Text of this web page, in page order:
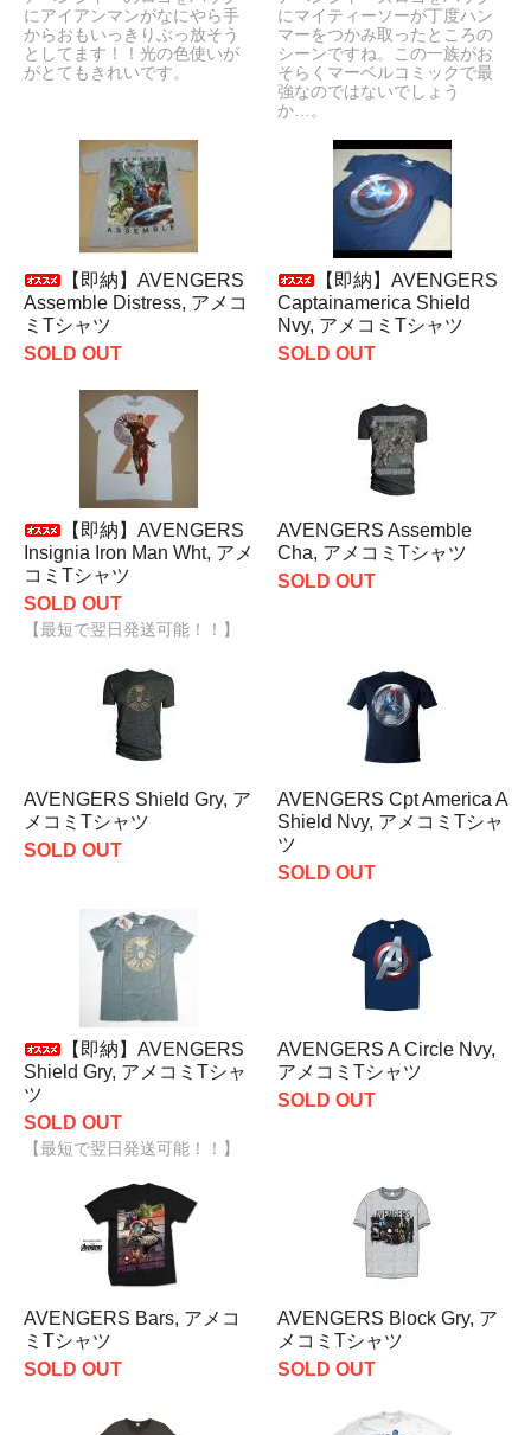
にアイアンマンがなにやら手
からおもいっきりぶっ放そう
としてます！！光の色使いが
がとてもきれいです。
にマイティーソーが丁度ハン
マーをつかみ取ったところの
シーンですね。この一族がお
そらくマーベルコミックで最
強なのではないでしょう
か…。
【即納】AVENGERS
Assemble Distress, アメコ
ミTシャツ
SOLD OUT
【即納】AVENGERS
Captainamerica Shield
Nvy, アメコミTシャツ
SOLD OUT
【即納】AVENGERS
Insignia Iron Man Wht, アメ
コミTシャツ
SOLD OUT
【最短で翌日発送可能！！】
AVENGERS Assemble
Cha, アメコミTシャツ
SOLD OUT
AVENGERS Shield Gry, ア
メコミTシャツ
SOLD OUT
AVENGERS Cpt America A
Shield Nvy, アメコミTシャ
ツ
SOLD OUT
【即納】AVENGERS
Shield Gry, アメコミTシャ
ツ
SOLD OUT
【最短で翌日発送可能！！】
AVENGERS A Circle Nvy,
アメコミTシャツ
SOLD OUT
AVENGERS Bars, アメコ
ミTシャツ
SOLD OUT
AVENGERS Block Gry, ア
メコミTシャツ
SOLD OUT